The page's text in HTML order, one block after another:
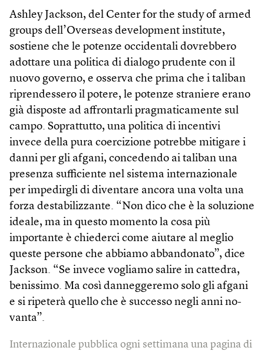
Ashley Jackson, del Center for the study of armed
groups dell’Overseas development institute,
sostiene che le potenze occidentali dovrebbero
adottare una politica di dialogo prudente con il
nuovo governo, e osserva che prima che i taliban
riprendessero il potere, le potenze straniere erano
già disposte ad affrontarli pragmaticamente sul
campo. Soprattutto, una politica di incentivi
invece della pura coercizione potrebbe mitigare i
danni per gli afgani, concedendo ai taliban una
presenza sufficiente nel sistema internazionale
per impedirgli di diventare ancora una volta una
forza destabilizzante. “Non dico che è la soluzione
ideale, ma in questo momento la cosa più
importante è chiederci come aiutare al meglio
queste persone che abbiamo abbandonato”, dice
Jackson. “Se invece vogliamo salire in cattedra,
benissimo. Ma così danneggeremo solo gli afgani
e si ripeterà quello che è successo negli anni no­
vanta”.
Internazionale pubblica ogni settimana una pagina di